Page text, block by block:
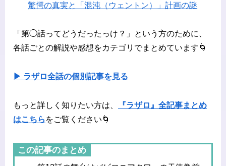
驚愕の真実と「混沌（ウェントン）」計画の謎
「第◯話ってどうだったっけ？」という方のために、
各話ごとの解説や感想をカテゴリでまとめています🌀
▶ ラザロ全話の個別記事を見る
もっと詳しく知りたい方は、
『ラザロ』全記事まとめ
はこちら をご覧ください🌀
この記事のまとめ